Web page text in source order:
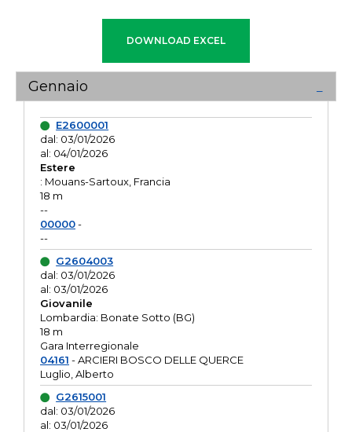
Gennaio
E2600001
dal: 03/01/2026
al: 04/01/2026
Estere
: Mouans-Sartoux, Francia
18 m
--
00000-
--
G2604003
dal: 03/01/2026
al: 03/01/2026
Giovanile
Lombardia: Bonate Sotto (BG)
18 m
Gara Interregionale
04161 - ARCIERI BOSCO DELLE QUERCE
Luglio, Alberto
G2615001
dal: 03/01/2026
al: 03/01/2026